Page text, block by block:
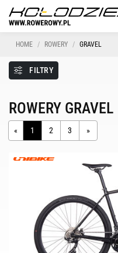
HOME ROWERY GRAVEL
FILTRY
ROWERY GRAVEL
« 1 2 3 »